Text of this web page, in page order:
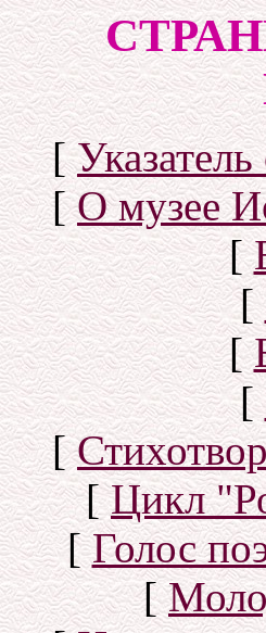
[
[О музее
[
[
[
[
[
[Цикл
[Голос
[